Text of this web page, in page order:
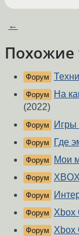
←
Похожие
Форум
Форум
На
(2022)
Форум Игры
Форум Где
Форум Мои
Форум
Форум
Форум Xbox
Форум Xbox